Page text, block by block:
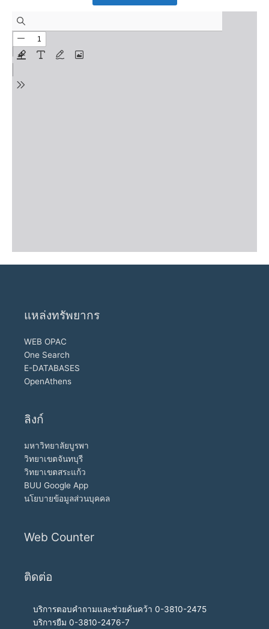
แหล่งทรัพยากร
WEB OPAC
One Search
E-DATABASES
OpenAthens
ลิงก์
มหาวิทยาลัยบูรพา
วิทยาเขตจันทบุรี
วิทยาเขตสระแก้ว
BUU Google App
นโยบายข้อมูลส่วนบุคคล
Web Counter
ติดต่อ
บริการตอบคำถามและช่วยค้นคว้า 0-3810-2475
บริการยืม 0-3810-2476-7